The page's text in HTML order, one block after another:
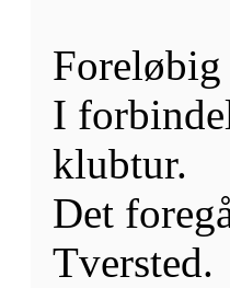
I
klubtur.
Det
Tversted.